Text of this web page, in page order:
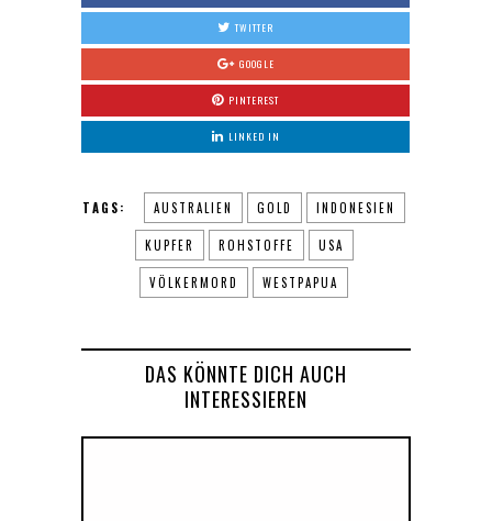
TWITTER
GOOGLE
PINTEREST
LINKED IN
TAGS: AUSTRALIEN GOLD INDONESIEN
KUPFER ROHSTOFFE USA
VÖLKERMORD WESTPAPUA
DAS KÖNNTE DICH AUCH
INTERESSIEREN